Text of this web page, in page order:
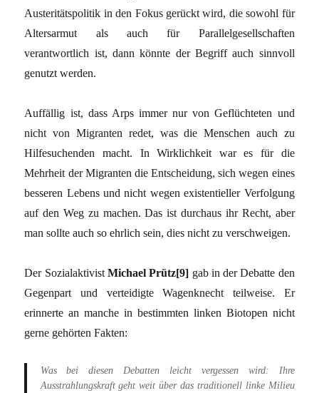
Austeritätspolitik in den Fokus gerückt wird, die sowohl für
Altersarmut als auch für Parallelgesellschaften
verantwortlich ist, dann könnte der Begriff auch sinnvoll
genutzt werden.
Auffällig ist, dass Arps immer nur von Geflüchteten und
nicht von Migranten redet, was die Menschen auch zu
Hilfesuchenden macht. In Wirklichkeit war es für die
Mehrheit der Migranten die Entscheidung, sich wegen eines
besseren Lebens und nicht wegen existentieller Verfolgung
auf den Weg zu machen. Das ist durchaus ihr Recht, aber
man sollte auch so ehrlich sein, dies nicht zu verschweigen.
Der Sozialaktivist Michael Prütz[9] gab in der Debatte den
Gegenpart und verteidigte Wagenknecht teilweise. Er
erinnerte an manche in bestimmten linken Biotopen nicht
gerne gehörten Fakten:
Was bei diesen Debatten leicht vergessen wird: Ihre
Ausstrahlungskraft geht weit über das traditionell linke Milieu